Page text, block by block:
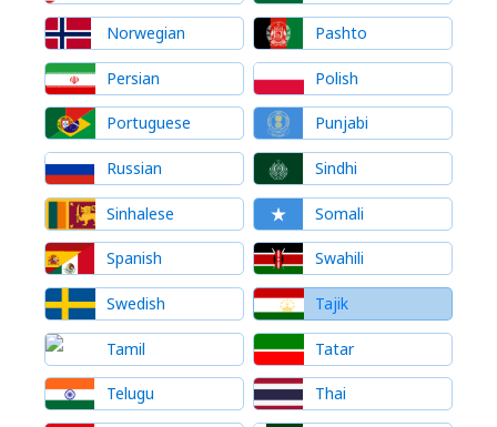
Norwegian Pashto
Persian Polish
Portuguese Punjabi
Russian Sindhi
Sinhalese Somali
Spanish Swahili
Swedish Tajik
Tamil Tatar
Telugu Thai